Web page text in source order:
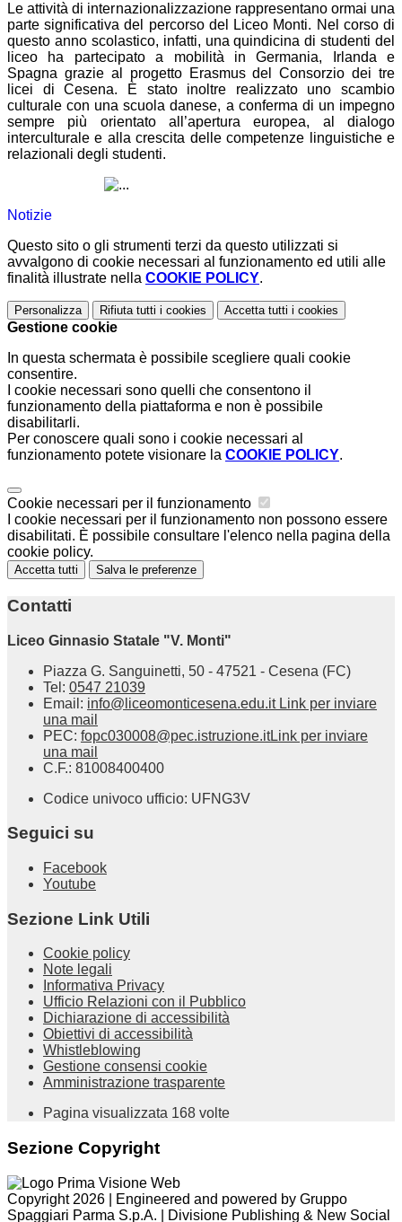
Le attività di internazionalizzazione rappresentano ormai una
parte significativa del percorso del Liceo Monti. Nel corso di
questo anno scolastico, infatti, una quindicina di studenti del
liceo ha partecipato a mobilità in Germania, Irlanda e
Spagna grazie al progetto Erasmus del Consorzio dei tre
licei di Cesena. È stato inoltre realizzato uno scambio
culturale con una scuola danese, a conferma di un impegno
sempre più orientato all’apertura europea, al dialogo
interculturale e alla crescita delle competenze linguistiche e
relazionali degli studenti.
Notizie
Questo sito o gli strumenti terzi da questo utilizzati si
avvalgono di cookie necessari al funzionamento ed utili alle
finalità illustrate nella COOKIE POLICY.
Personalizza Rifiuta tutti i cookies Accetta tutti i cookies
Gestione cookie
In questa schermata è possibile scegliere quali cookie
consentire.
I cookie necessari sono quelli che consentono il
funzionamento della piattaforma e non è possibile
disabilitarli.
Per conoscere quali sono i cookie necessari al
funzionamento potete visionare la COOKIE POLICY.
Cookie necessari per il funzionamento
I cookie necessari per il funzionamento non possono essere
disabilitati. È possibile consultare l'elenco nella pagina della
cookie policy.
Accetta tutti Salva le preferenze
Contatti
Liceo Ginnasio Statale "V. Monti"
Piazza G. Sanguinetti, 50 - 47521 - Cesena (FC)
Tel: 0547 21039
Email: info@liceomonticesena.edu.it Link per inviare
una mail
PEC: fopc030008@pec.istruzione.itLink per inviare
una mail
C.F.: 81008400400
Codice univoco ufficio: UFNG3V
Seguici su
Facebook
Youtube
Sezione Link Utili
Cookie policy
Note legali
Informativa Privacy
Ufficio Relazioni con il Pubblico
Dichiarazione di accessibilità
Obiettivi di accessibilità
Whistleblowing
Gestione consensi cookie
Amministrazione trasparente
Pagina visualizzata 168 volte
Sezione Copyright
Copyright 2026 | Engineered and powered by Gruppo
Spaggiari Parma S.p.A. | Divisione Publishing & New Social